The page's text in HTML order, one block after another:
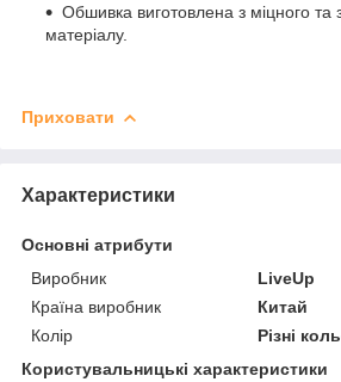
Обшивка виготовлена з міцного та
матеріалу.
Приховати
Характеристики
Основні атрибути
Виробник
LiveUp
Країна виробник
Китай
Колір
Різні
Користувальницькі характеристики